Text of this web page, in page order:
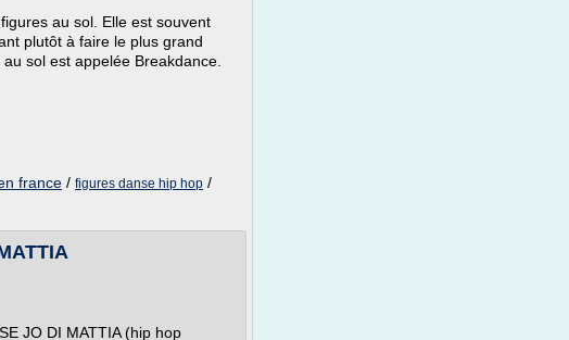
au sol. Elle est souvent
plutôt à faire le plus grand
sol est appelée Breakdance.
france / figures danse hip hop /
JO DI MATTIA (hip hop